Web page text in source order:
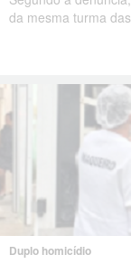
da mesma turma
Duplo homicídio